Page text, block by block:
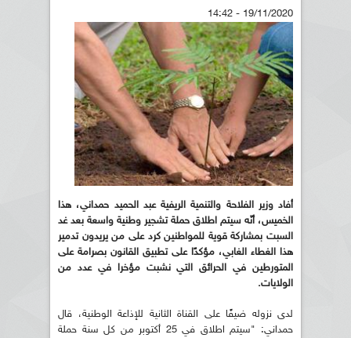
19/11/2020 - 14:42
أفاد وزير الفلاحة والتنمية الريفية عبد الحميد حمداني، هذا
الخميس، أنّه سيتم اطلاق حملة تشجير وطنية واسعة بعد غد
السبت بمشاركة قوية للمواطنين كرد على من يريدون تدمير
هذا الغطاء الغابي، مؤكدًا على تطبيق القانون بصرامة على
المتورطين في الحرائق التي نشبت مؤخرا في عدد من
الولايات.
لدى نزوله ضيفًا على القناة الثانية للإذاعة الوطنية، قال
حمداني: "سيتم اطلاق في 25 أكتوبر من كل سنة حملة